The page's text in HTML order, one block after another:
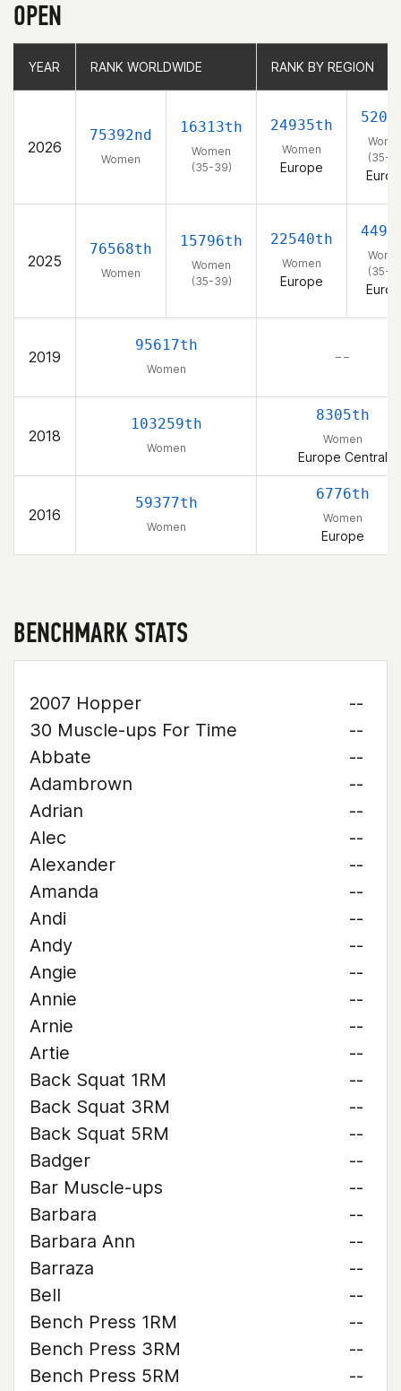
OPEN
YEAR RANK WORLDWIDE RANK BY REGION
2026
75392nd
Women
16313th
Women
(35-39)
24935th
Women
Europe
(35-
2025
76568th
Women
15796th
Women
(35-39)
22540th
Women
Europe
(35-
2019
95617th
Women
– –
2018
103259th
Women
8305th
Women
Europe Central
2016
59377th
Women
6776th
Women
Europe
YEAR RANK WORLDWIDE RANK BY REGION
BENCHMARK STATS
2007 Hopper
--
30 Muscle-ups For Time
--
Abbate
--
Adambrown
--
Adrian
--
Alec
--
Alexander
--
Amanda
--
Andi
--
Andy
--
Angie
--
Annie
--
Arnie
--
Artie
--
Back Squat 1RM
--
Back Squat 3RM
--
Back Squat 5RM
--
Badger
--
Bar Muscle-ups
--
Barbara
--
Barbara Ann
--
Barraza
--
Bell
--
Bench Press 1RM
--
Bench Press 3RM
--
Bench Press 5RM
--